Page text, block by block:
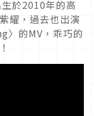
於2010年的高
耀，過去也出演
〉的MV，乖巧的